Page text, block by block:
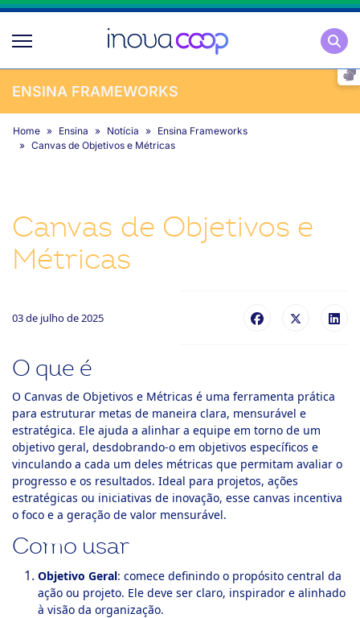
ENSINA FRAMEWORKS
Home Ensina Notícia
Ensina Frameworks
Canvas de Objetivos e Métricas
Canvas de Objetivos e
Métricas
03 de julho de 2025
O que é
O Canvas de Objetivos e Métricas é uma ferramenta prática
para estruturar metas de maneira clara, mensurável e
estratégica. Ele ajuda a alinhar a equipe em torno de um
objetivo geral, desdobrando-o em objetivos específicos e
vinculando a cada um deles métricas que permitam avaliar o
progresso e os resultados. Ideal para projetos, ações
estratégicas ou iniciativas de inovação, esse canvas incentiva
o foco e a geração de valor mensurável.
Como usar
Objetivo Geral: comece definindo o propósito central da
ação ou projeto. Ele deve ser claro, inspirador e alinhado
à visão da organização.